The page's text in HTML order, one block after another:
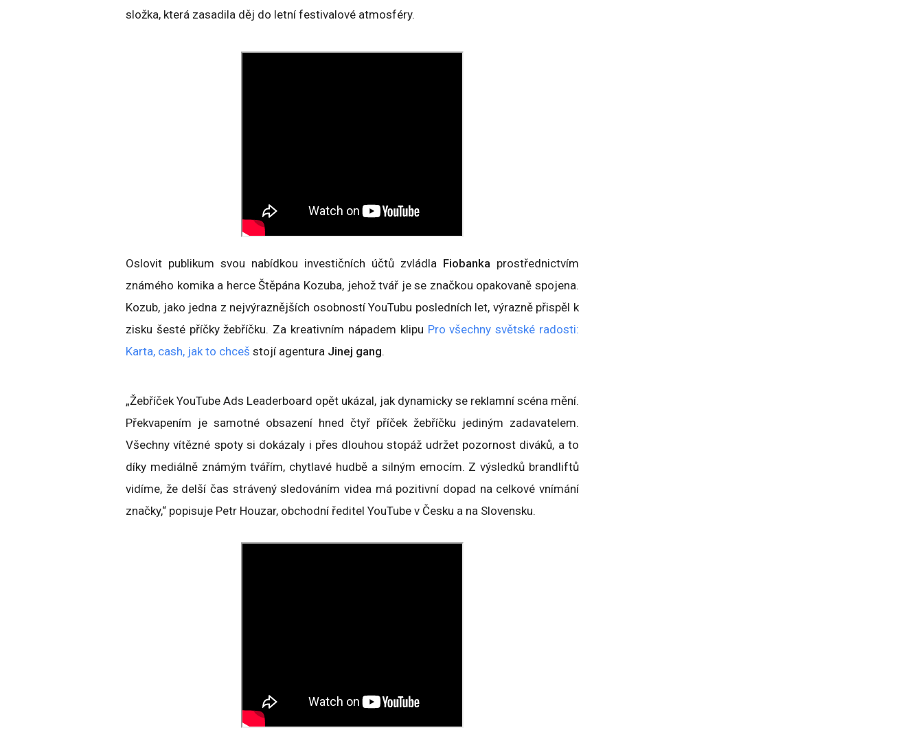
složka, která zasadila děj do letní festivalové atmosféry.
Oslovit publikum svou nabídkou investičních účtů zvládla Fiobanka prostřednictvím
známého komika a herce Štěpána Kozuba, jehož tvář je se značkou opakovaně spojena.
Kozub, jako jedna z nejvýraznějších osobností YouTubu posledních let, výrazně přispěl k
zisku šesté příčky žebříčku. Za kreativním nápadem klipu Pro všechny světské radosti:
Karta, cash, jak to chceš stojí agentura Jinej gang.
„Žebříček YouTube Ads Leaderboard opět ukázal, jak dynamicky se reklamní scéna mění.
Překvapením je samotné obsazení hned čtyř příček žebříčku jediným zadavatelem.
Všechny vítězné spoty si dokázaly i přes dlouhou stopáž udržet pozornost diváků, a to
díky mediálně známým tvářím, chytlavé hudbě a silným emocím. Z výsledků brandliftů
vidíme, že delší čas strávený sledováním videa má pozitivní dopad na celkové vnímání
značky,“ popisuje Petr Houzar, obchodní ředitel YouTube v Česku a na Slovensku.